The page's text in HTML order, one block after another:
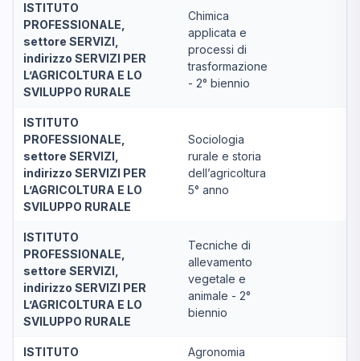
ISTITUTO
PROFESSIONALE,
settore SERVIZI,
indirizzo SERVIZI PER
L’AGRICOLTURA E LO
SVILUPPO RURALE
Chimica
applicata e
processi di
trasformazione
- 2° biennio
ISTITUTO
PROFESSIONALE,
settore SERVIZI,
indirizzo SERVIZI PER
L’AGRICOLTURA E LO
SVILUPPO RURALE
Sociologia
rurale e storia
dell’agricoltura
5° anno
ISTITUTO
PROFESSIONALE,
settore SERVIZI,
indirizzo SERVIZI PER
L’AGRICOLTURA E LO
SVILUPPO RURALE
Tecniche di
allevamento
vegetale e
animale - 2°
biennio
ISTITUTO
Agronomia